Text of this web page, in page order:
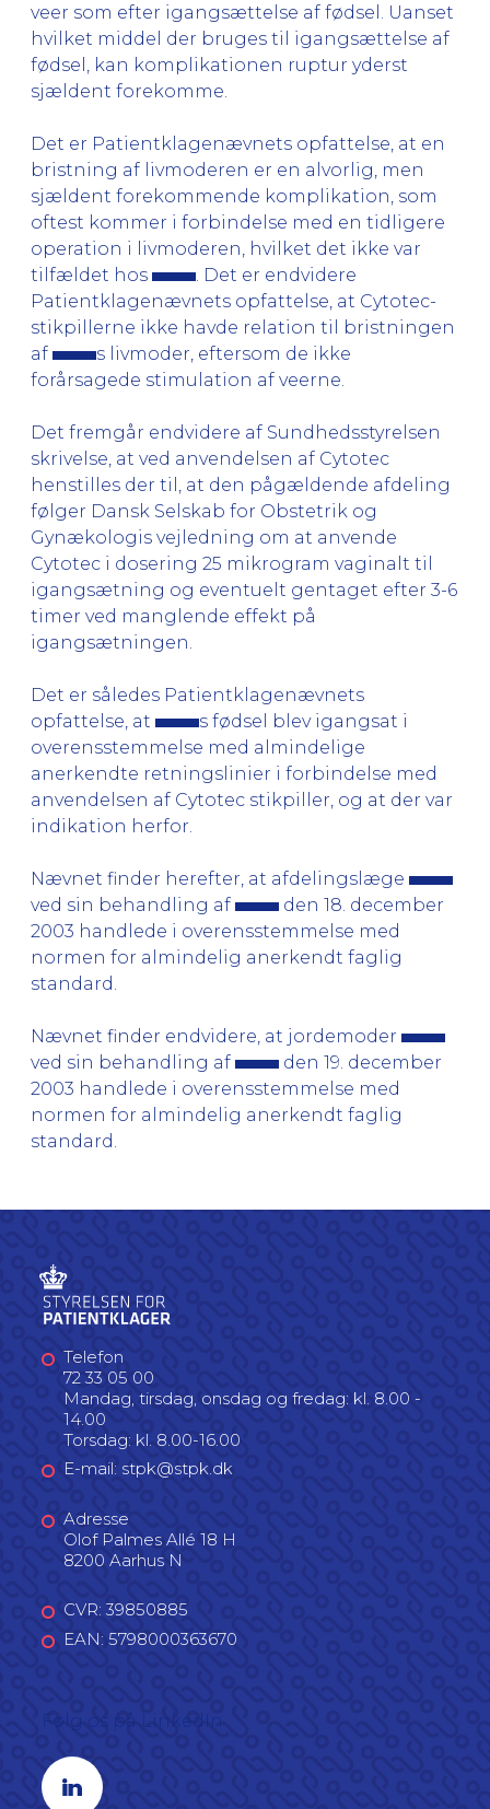
veer som efter igangsættelse af fødsel. Uanset
hvilket middel der bruges til igangsættelse af
fødsel, kan komplikationen ruptur yderst
sjældent forekomme.
Det er Patientklagenævnets opfattelse, at en
bristning af livmoderen er en alvorlig, men
sjældent forekommende komplikation, som
oftest kommer i forbindelse med en tidligere
operation i livmoderen, hvilket det ikke var
tilfældet hos
. Det er endvidere
Patientklagenævnets opfattelse, at Cytotec-
stikpillerne ikke havde relation til bristningen
af
s livmoder, eftersom de ikke
forårsagede stimulation af veerne.
Det fremgår endvidere af Sundhedsstyrelsen
skrivelse, at ved anvendelsen af Cytotec
henstilles der til, at den pågældende afdeling
følger Dansk Selskab for Obstetrik og
Gynækologis vejledning om at anvende
Cytotec i dosering 25 mikrogram vaginalt til
igangsætning og eventuelt gentaget efter 3-6
timer ved manglende effekt på
igangsætningen.
Det er således Patientklagenævnets
opfattelse, at
s fødsel blev igangsat i
overensstemmelse med almindelige
anerkendte retningslinier i forbindelse med
anvendelsen af Cytotec stikpiller, og at der var
indikation herfor.
Nævnet finder herefter, at afdelingslæge
ved sin behandling af
den 18. december
2003 handlede i overensstemmelse med
normen for almindelig anerkendt faglig
standard.
Nævnet finder endvidere, at jordemoder
ved sin behandling af
den 19. december
2003 handlede i overensstemmelse med
normen for almindelig anerkendt faglig
standard.
Telefon
72 33 05 00
Mandag, tirsdag, onsdag og fredag: kl. 8.00 -
14.00
Torsdag: kl. 8.00-16.00
E-mail: stpk@stpk.dk
Adresse
Olof Palmes Allé 18 H
8200 Aarhus N
CVR: 39850885
EAN: 5798000363670
Linkedin profil